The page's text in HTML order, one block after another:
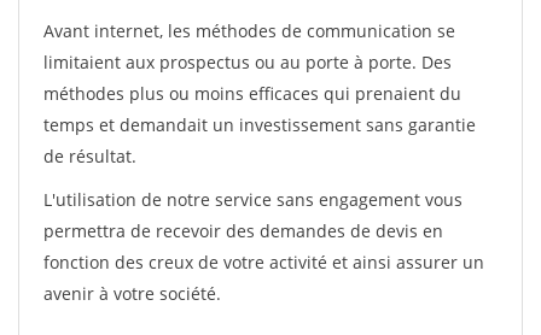
Avant internet, les méthodes de communication se
limitaient aux prospectus ou au porte à porte. Des
méthodes plus ou moins efficaces qui prenaient du
temps et demandait un investissement sans garantie
de résultat.
L'utilisation de notre service sans engagement vous
permettra de recevoir des demandes de devis en
fonction des creux de votre activité et ainsi assurer un
avenir à votre société.